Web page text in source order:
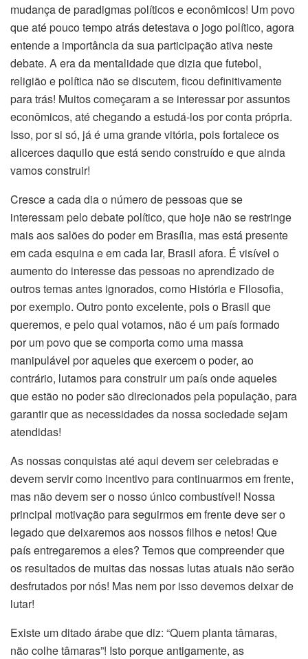
mudança de paradigmas políticos e econômicos! Um povo
que até pouco tempo atrás detestava o jogo político, agora
entende a importância da sua participação ativa neste
debate. A era da mentalidade que dizia que futebol,
religião e política não se discutem, ficou definitivamente
para trás! Muitos começaram a se interessar por assuntos
econômicos, até chegando a estudá-los por conta própria.
Isso, por si só, já é uma grande vitória, pois fortalece os
alicerces daquilo que está sendo construído e que ainda
vamos construir!
Cresce a cada dia o número de pessoas que se
interessam pelo debate político, que hoje não se restringe
mais aos salões do poder em Brasília, mas está presente
em cada esquina e em cada lar, Brasil afora. É visível o
aumento do interesse das pessoas no aprendizado de
outros temas antes ignorados, como História e Filosofia,
por exemplo. Outro ponto excelente, pois o Brasil que
queremos, e pelo qual votamos, não é um país formado
por um povo que se comporta como uma massa
manipulável por aqueles que exercem o poder, ao
contrário, lutamos para construir um país onde aqueles
que estão no poder são direcionados pela população, para
garantir que as necessidades da nossa sociedade sejam
atendidas!
As nossas conquistas até aqui devem ser celebradas e
devem servir como incentivo para continuarmos em frente,
mas não devem ser o nosso único combustível! Nossa
principal motivação para seguirmos em frente deve ser o
legado que deixaremos aos nossos filhos e netos! Que
país entregaremos a eles? Temos que compreender que
os resultados de muitas das nossas lutas atuais não serão
desfrutados por nós! Mas nem por isso devemos deixar de
lutar!
Existe um ditado árabe que diz: “Quem planta tâmaras,
não colhe tâmaras”! Isto porque antigamente, as